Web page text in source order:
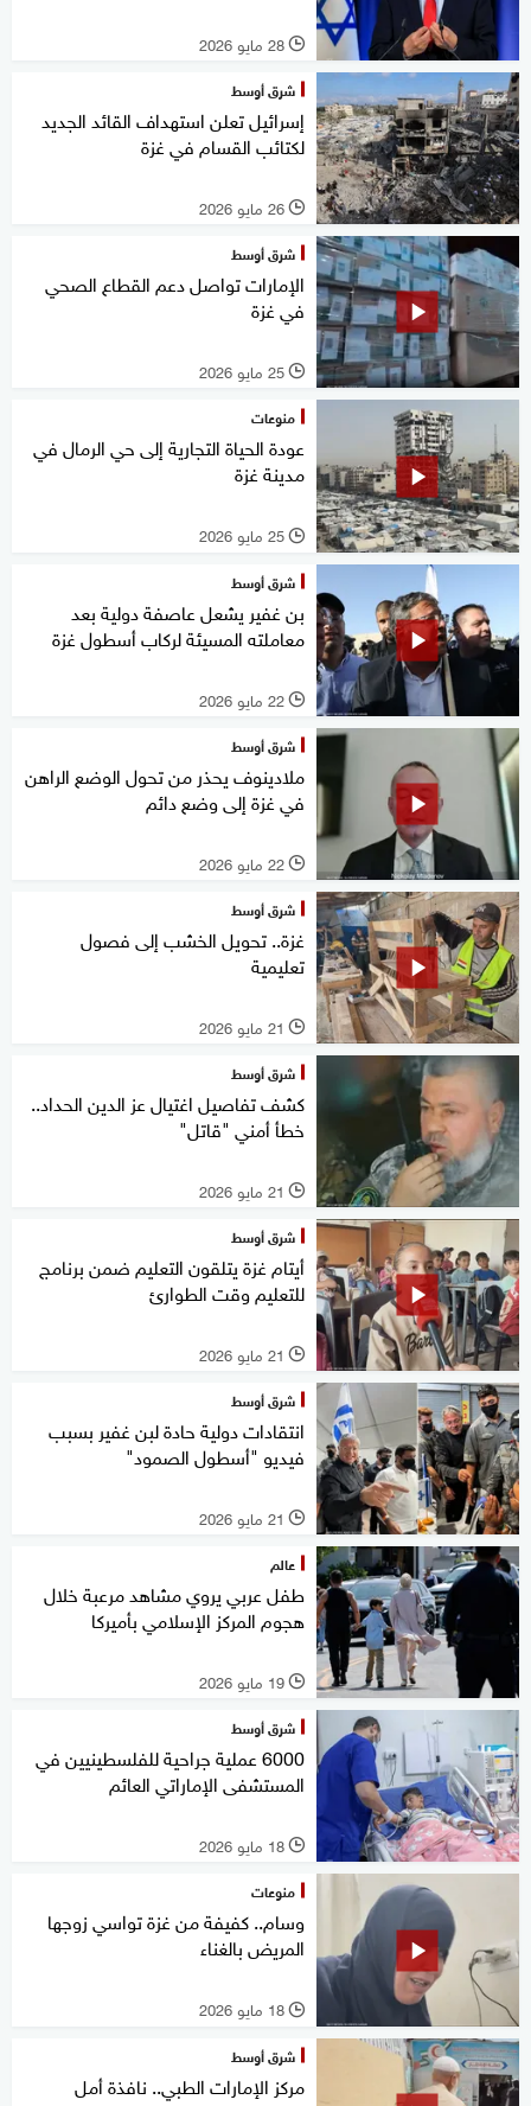
l 28 مايو 2026
شرق أوسط
إسرائيل تعلن استهداف القائد الجديد
لكتائب القسام في غزة
l 26 مايو 2026
شرق أوسط
الإمارات تواصل دعم القطاع الصحي
في غزة
l 25 مايو 2026
منوعات
عودة الحياة التجارية إلى حي الرمال في
مدينة غزة
l 25 مايو 2026
شرق أوسط
بن غفير يشعل عاصفة دولية بعد
معاملته المسيئة لركاب أسطول غزة
l 22 مايو 2026
شرق أوسط
ملادينوف يحذر من تحول الوضع الراهن
في غزة إلى وضع دائم
l 22 مايو 2026
شرق أوسط
غزة.. تحويل الخشب إلى فصول
تعليمية
l 21 مايو 2026
شرق أوسط
كشف تفاصيل اغتيال عز الدين الحداد..
خطأ أمني "قاتل"
l 21 مايو 2026
شرق أوسط
أيتام غزة يتلقون التعليم ضمن برنامج
للتعليم وقت الطوارئ
l 21 مايو 2026
شرق أوسط
انتقادات دولية حادة لبن غفير بسبب
فيديو "أسطول الصمود"
l 21 مايو 2026
عالم
طفل عربي يروي مشاهد مرعبة خلال
هجوم المركز الإسلامي بأميركا
l 19 مايو 2026
شرق أوسط
6000 عملية جراحية للفلسطينيين في
المستشفى الإماراتي العائم
l 18 مايو 2026
منوعات
وسام.. كفيفة من غزة تواسي زوجها
المريض بالغناء
l 18 مايو 2026
شرق أوسط
مركز الإمارات الطبي.. نافذة أمل